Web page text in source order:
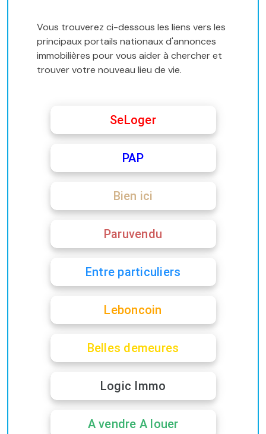
Vous trouverez ci-dessous les liens vers les
principaux portails nationaux d'annonces
immobilières pour vous aider à chercher et
trouver votre nouveau lieu de vie.
SeLoger
PAP
Bien ici
Paruvendu
Entre particuliers
Leboncoin
Belles demeures
Logic Immo
A vendre A louer